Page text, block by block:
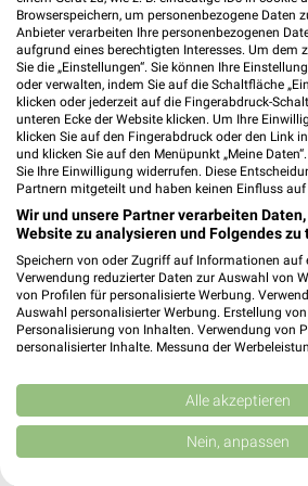
0,7 km
Angebote ab 10.08.
NORMA Netto
Browserspeichern, um personenbezogene Daten
Anbieter verarbeiten Ihre personenbezogenen
aufgrund eines berechtigten Interesses. Um dem
Sie die „Einstellungen“. Sie können Ihre
oder verwalten, indem Sie auf die Schaltfläche
klicken oder jederzeit auf die Fingerabdruck-
unteren Ecke der Website klicken. Um Ihre
klicken Sie auf den Fingerabdruck oder den Link
und klicken Sie auf den Menüpunkt „Meine
Sie Ihre Einwilligung widerrufen. Diese
Partnern mitgeteilt und haben keinen Einfluss auf
Wir und unsere Partner verarbeiten
Website zu analysieren und Folgendes zu
Speichern von oder Zugriff auf Informationen auf
Verwendung reduzierter Daten zur Auswahl von
von Profilen für personalisierte Werbung.
Auswahl personalisierter Werbung. Erstellung
Personalisierung von Inhalten. Verwendung von
personalisierter Inhalte. Messung der
Kombinationen von Daten aus verschiedenen
Verbesserung der Angebote. Verwendung
von Inhalten.
Daten können außerhalb der Europäischen Union
USA gesendet werden.
Alle akzeptieren
Nein, anpassen